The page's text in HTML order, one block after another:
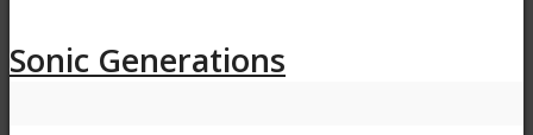
Sonic Generations